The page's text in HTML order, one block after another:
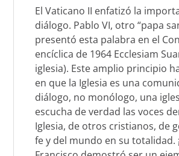
El Vaticano II enfatizó la
diálogo. Pablo VI, otro “papa
presentó esta palabra en el
encíclica de 1964 Ecclesiam
iglesia). Este amplio principio
en que la Iglesia es una
diálogo, no monólogo, una
escucha de verdad las voces
Iglesia, de otros cristianos, de
fe y del mundo en su totalidad.